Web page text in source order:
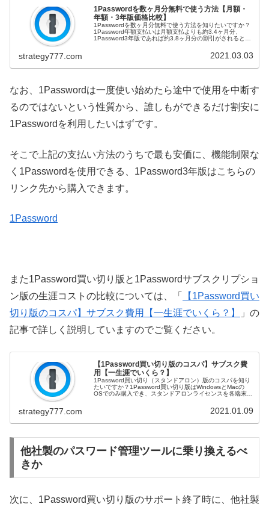
1Passwordを数ヶ月分無料で使う方法【月額・
年額・3年版価格比較】
1Passwordを数ヶ月分無料で使う方法を知りたいですか？
1Password年額支払いは月額支払よりも約3.4ヶ月分、
1Password3年版であれば約3.8ヶ月分の割引がされるとい
strategy777.com 2021.03.03
なお、1Passwordは一度使い始めたら途中で使用を中断す
るのではないという性質から、誰しもができるだけ割安に
1Passwordを利用したいはずです。
そこで上記の支払い方法のうちで最も安価に、機能制限な
く1Passwordを使用できる、1Password3年版はこちらの
リンク先から購入できます。
1Password
また1Password買い切り版と1Passwordサブスクリプショ
ン版の生涯コストの比較については、「
【1Password買い
切り版のコスパ】サブスク費用【一生涯でいくら？】
」の
記事で詳しく説明していますのでご覧ください。
【1Password買い切り版のコスパ】サブスク費
用【一生涯でいくら？】
1Password買い切り（スタンドアロン）版のコスパを知り
たいですか？1Password買い切り版はWindowsとMacの
OSでのみ購入でき、スタンドアロンライセンスを各端末毎
strategy777.com 2021.01.09
他社製のパスワード管理ツールに乗り換えるべ
きか
次に、1Password買い切り版のサポート終了時に、他社製